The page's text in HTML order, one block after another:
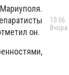
он.
10:06
Вчора